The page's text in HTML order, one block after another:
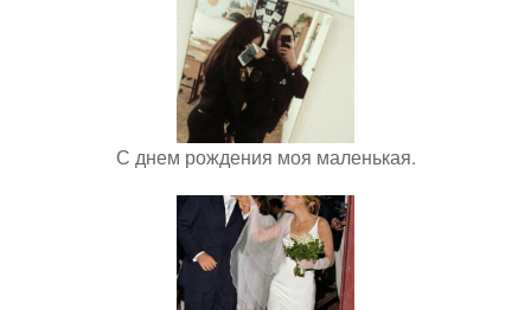
С днем рождения моя маленькая.